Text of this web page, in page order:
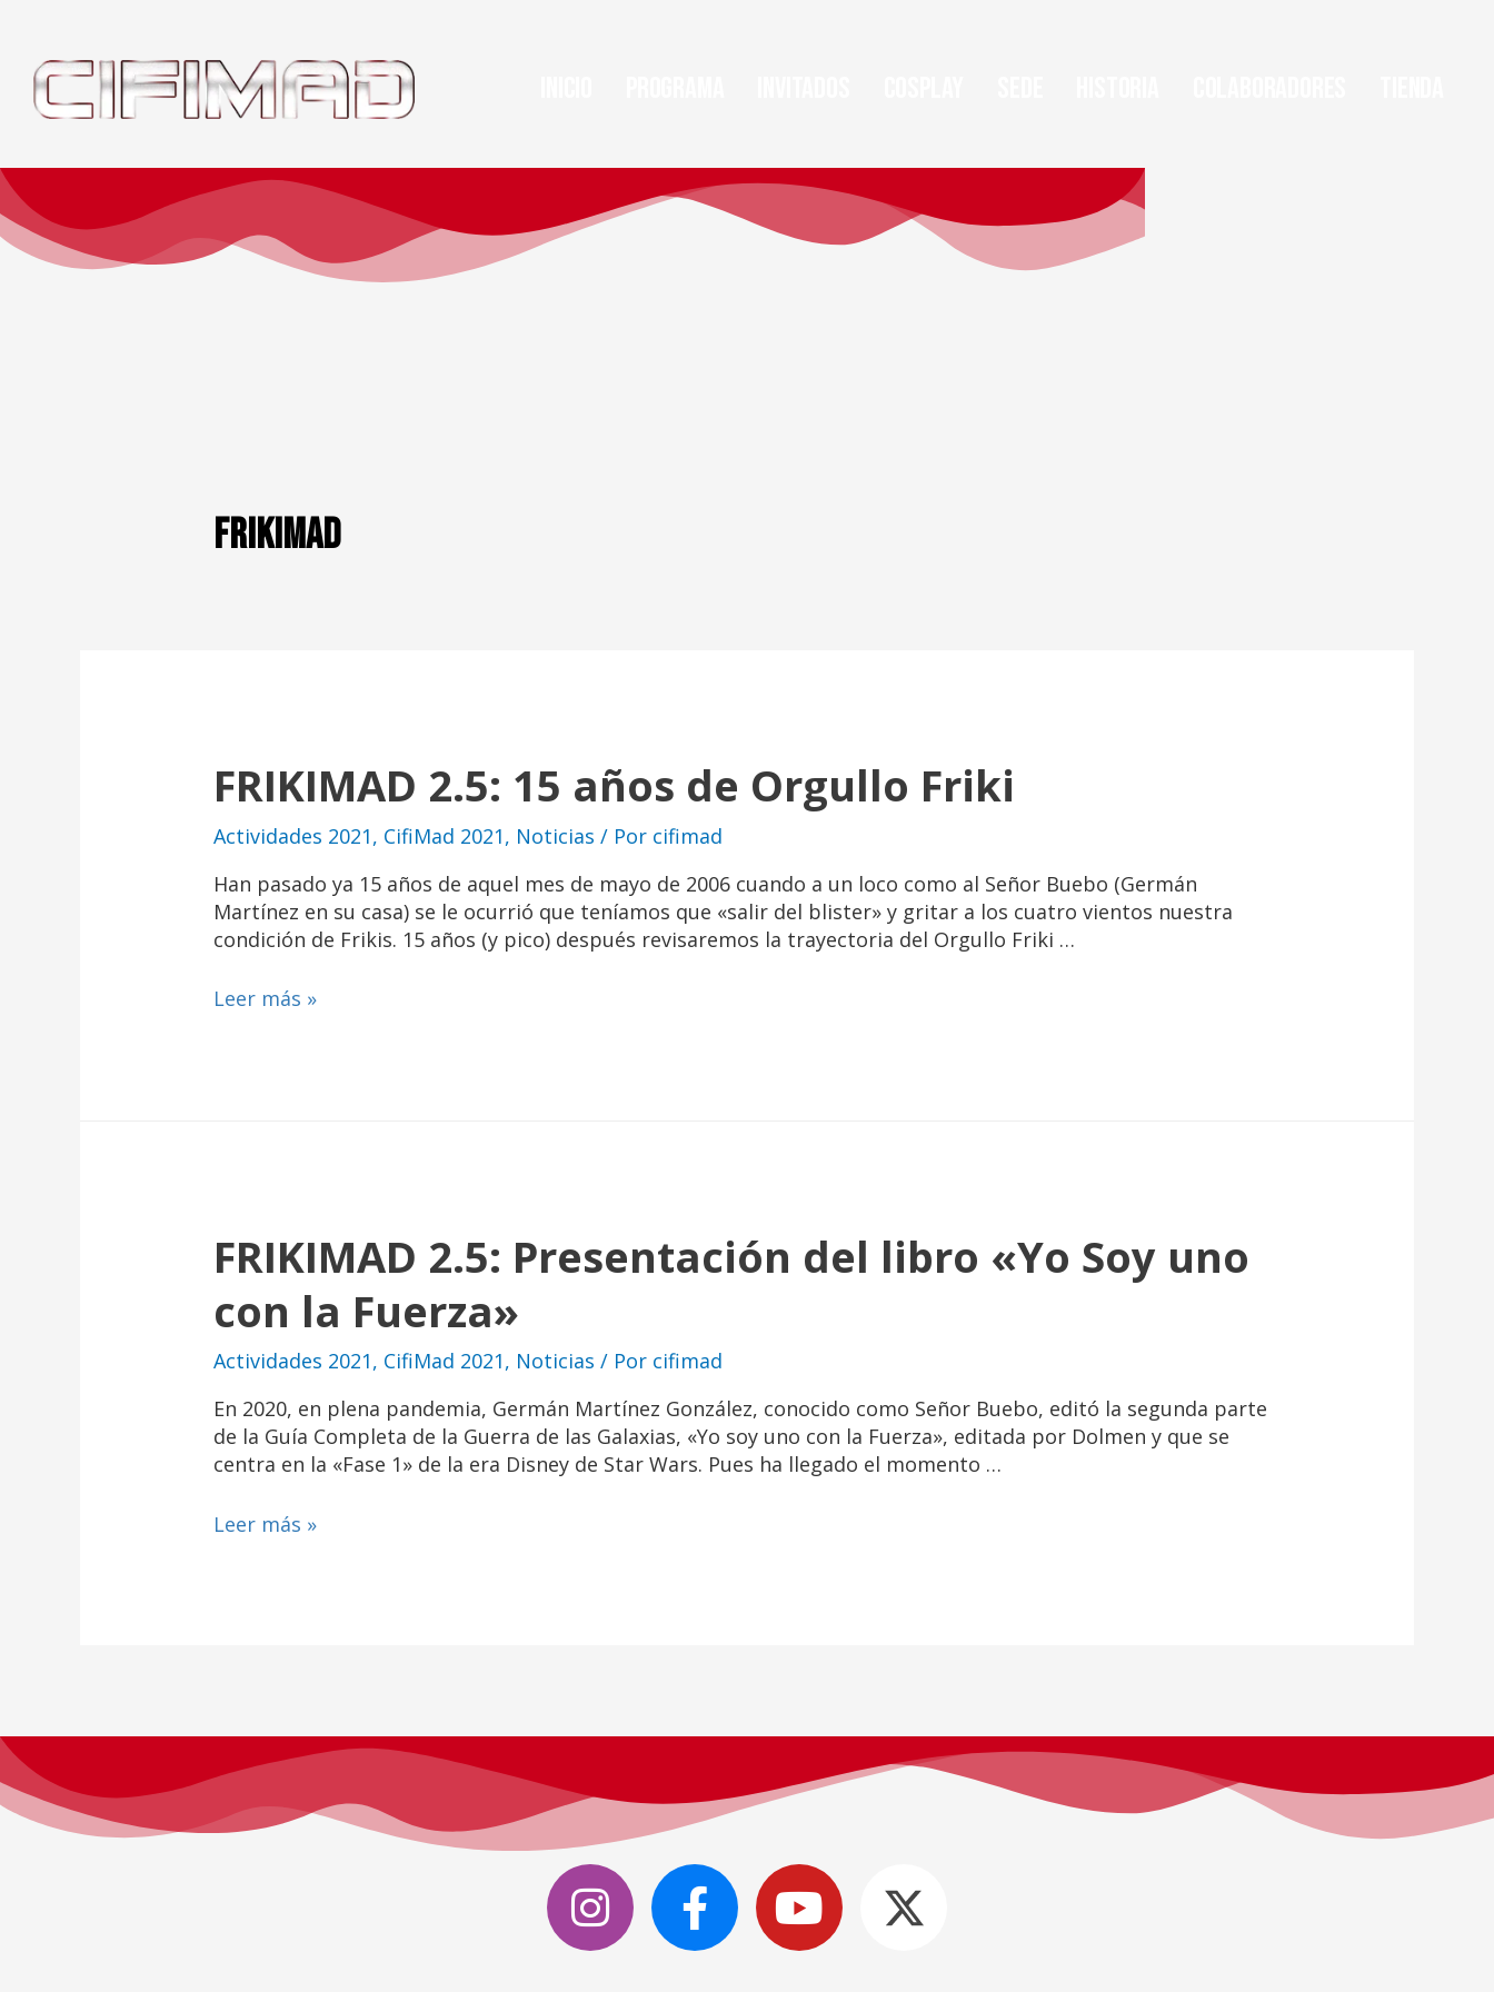
FrikiMad
FRIKIMAD 2.5: 15 años de Orgullo Friki
Actividades 2021, CifiMad 2021, Noticias / Por cifimad
Han pasado ya 15 años de aquel mes de mayo de 2006 cuando a un loco como al Señor Buebo (Germán
Martínez en su casa) se le ocurrió que teníamos que «salir del blister» y gritar a los cuatro vientos nuestra
condición de Frikis. 15 años (y pico) después revisaremos la trayectoria del Orgullo Friki …
Leer más »
FRIKIMAD 2.5: Presentación del libro «Yo Soy uno
con la Fuerza»
Actividades 2021, CifiMad 2021, Noticias / Por cifimad
En 2020, en plena pandemia, Germán Martínez González, conocido como Señor Buebo, editó la segunda parte
de la Guía Completa de la Guerra de las Galaxias, «Yo soy uno con la Fuerza», editada por Dolmen y que se
centra en la «Fase 1» de la era Disney de Star Wars. Pues ha llegado el momento …
Leer más »